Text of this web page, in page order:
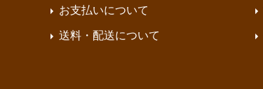
お支払いについて
送料・配送について